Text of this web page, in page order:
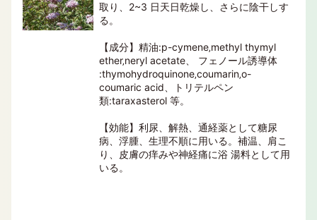
取り、2~3 日天日乾燥し、さらに陰干しす
る。
【成分】精油:p-cymene‚methyl thymyl
ether‚neryl acetate、 フェノール誘導体
:thymohydroquinone‚coumarin‚o-
coumaric acid、トリテルペン
類:taraxasterol 等。
【効能】利尿、解熱、通経薬として糖尿
病、浮腫、生理不順に用いる。補温、肩こ
り、皮膚の痒みや神経痛に浴 湯料として用
いる。